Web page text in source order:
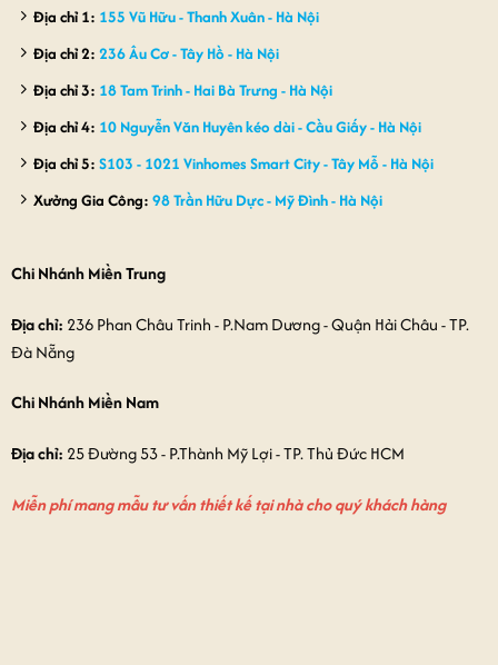
Địa chỉ 1: 155 Vũ Hữu - Thanh Xuân - Hà Nội
Địa chỉ 2: 236 Âu Cơ - Tây Hồ - Hà Nội
Địa chỉ 3: 18 Tam Trinh - Hai Bà Trưng - Hà Nội
Địa chỉ 4: 10 Nguyễn Văn Huyên kéo dài - Cầu Giấy - Hà Nội
Địa chỉ 5: S103 - 1021 Vinhomes Smart City - Tây Mỗ - Hà Nội
Xưởng Gia Công: 98 Trần Hữu Dực - Mỹ Đình - Hà Nội
Chi Nhánh Miền Trung
Địa chỉ: 236 Phan Châu Trinh - P.Nam Dương - Quận Hải Châu - TP.
Đà Nẵng
Chi Nhánh Miền Nam
Địa chỉ: 25 Đường 53 - P.Thành Mỹ Lợi - TP. Thủ Đức HCM
Miễn phí mang mẫu tư vấn thiết kế tại nhà cho quý khách hàng